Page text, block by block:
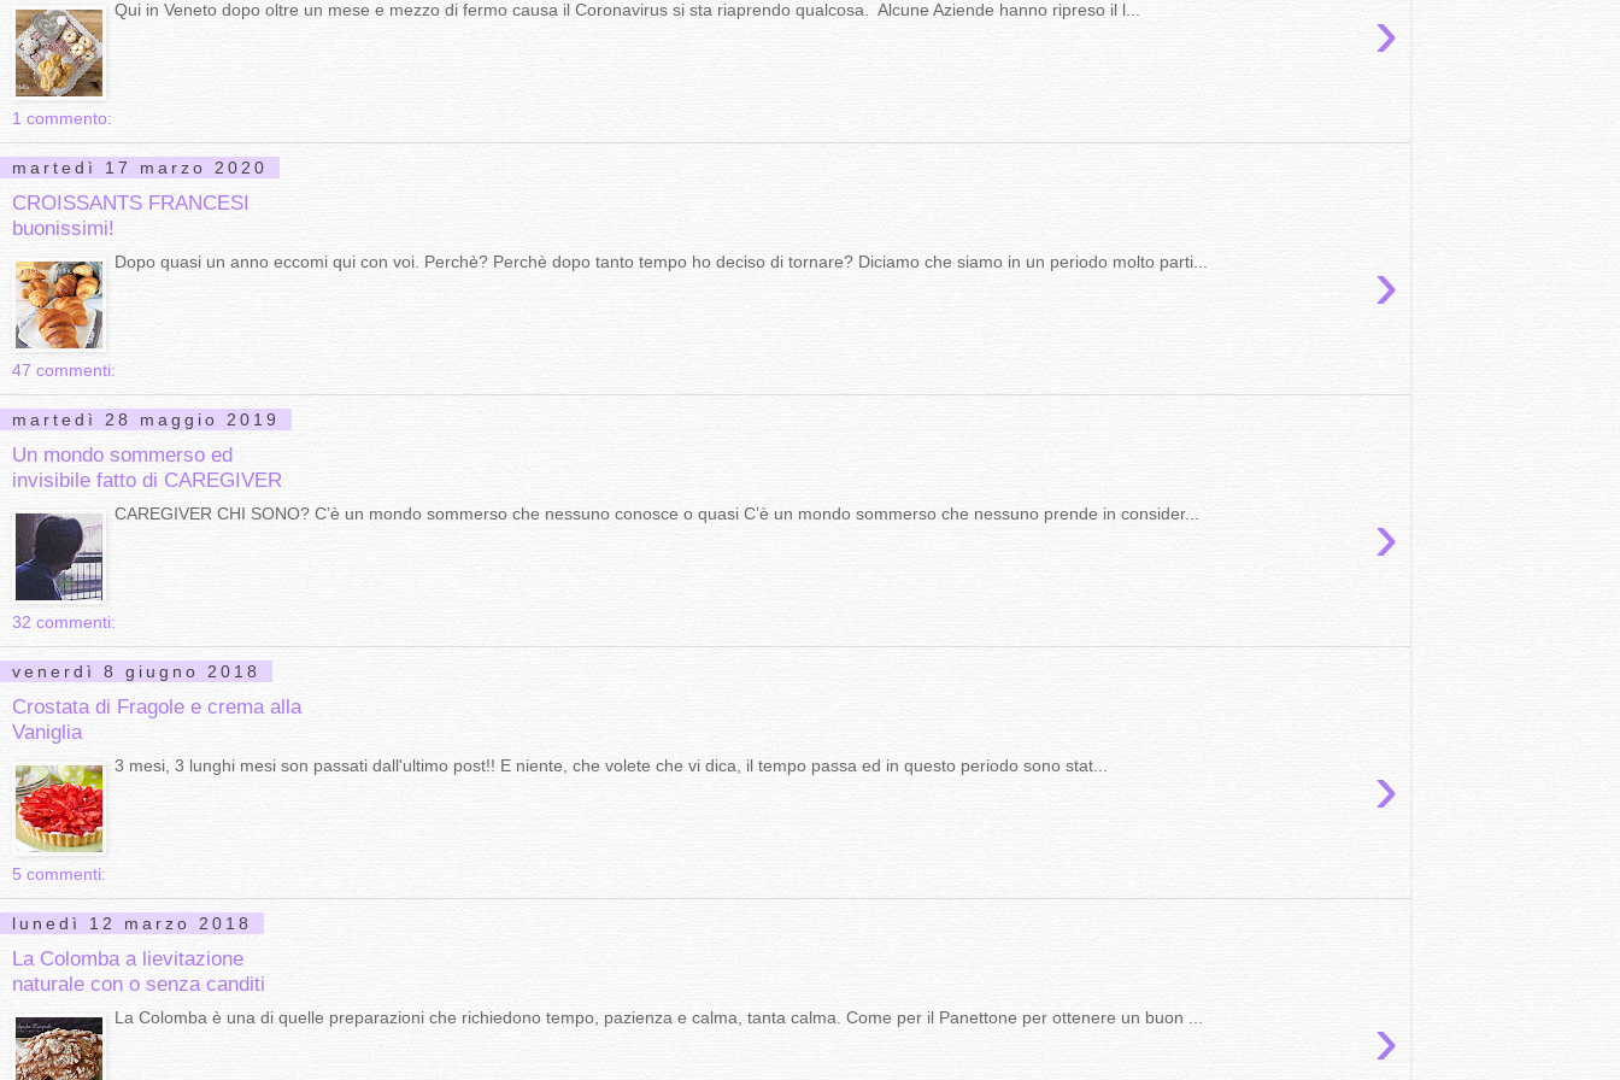
›
Qui in Veneto dopo oltre un mese e mezzo di fermo causa il Coronavirus si sta riaprendo qualcosa. Alcune Aziende hanno ripreso il l...
1 commento:
martedì 17 marzo 2020
CROISSANTS FRANCESI
buonissimi!
›
Dopo quasi un anno eccomi qui con voi. Perchè? Perchè dopo tanto tempo ho deciso di tornare? Diciamo che siamo in un periodo molto parti...
47 commenti:
martedì 28 maggio 2019
Un mondo sommerso ed
invisibile fatto di CAREGIVER
›
CAREGIVER CHI SONO? C’è un mondo sommerso che nessuno conosce o quasi C’è un mondo sommerso che nessuno prende in consider...
32 commenti:
venerdì 8 giugno 2018
Crostata di Fragole e crema alla
Vaniglia
›
3 mesi, 3 lunghi mesi son passati dall'ultimo post!! E niente, che volete che vi dica, il tempo passa ed in questo periodo sono stat...
5 commenti:
lunedì 12 marzo 2018
La Colomba a lievitazione
naturale con o senza canditi
›
La Colomba è una di quelle preparazioni che richiedono tempo, pazienza e calma, tanta calma. Come per il Panettone per ottenere un buon ...